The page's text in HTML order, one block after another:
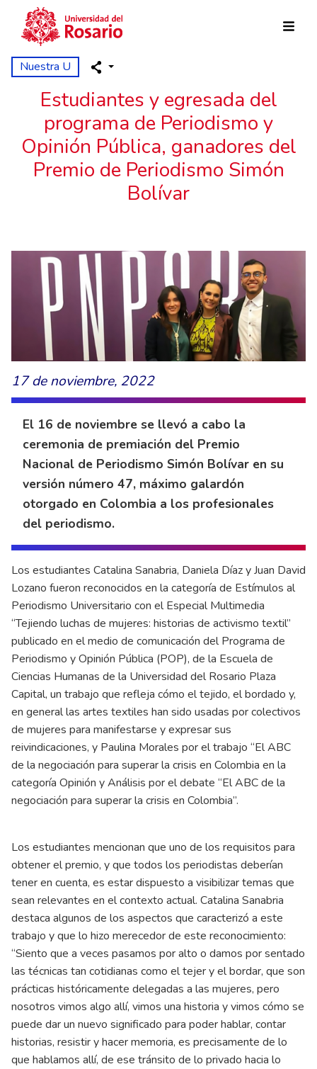
Pasar al contenido principal
Nuestra U
Estudiantes y egresada del
programa de Periodismo y
Opinión Pública, ganadores del
Premio de Periodismo Simón
Bolívar
17 de noviembre, 2022
El 16 de noviembre se llevó a cabo la
ceremonia de premiación del Premio
Nacional de Periodismo Simón Bolívar en su
versión número 47, máximo galardón
otorgado en Colombia a los profesionales
del periodismo.
Los estudiantes Catalina Sanabria, Daniela Díaz y Juan David
Lozano fueron reconocidos en la categoría de Estímulos al
Periodismo Universitario con el Especial Multimedia
“Tejiendo luchas de mujeres: historias de activismo textil”
publicado en el medio de comunicación del Programa de
Periodismo y Opinión Pública (POP), de la Escuela de
Ciencias Humanas de la Universidad del Rosario Plaza
Capital, un trabajo que refleja cómo el tejido, el bordado y,
en general las artes textiles han sido usadas por colectivos
de mujeres para manifestarse y expresar sus
reivindicaciones, y Paulina Morales por el trabajo “El ABC
de la negociación para superar la crisis en Colombia en la
categoría Opinión y Análisis por el debate “El ABC de la
negociación para superar la crisis en Colombia”.
Los estudiantes mencionan que uno de los requisitos para
obtener el premio, y que todos los periodistas deberían
tener en cuenta, es estar dispuesto a visibilizar temas que
sean relevantes en el contexto actual. Catalina Sanabria
destaca algunos de los aspectos que caracterizó a este
trabajo y que lo hizo merecedor de este reconocimiento:
“Siento que a veces pasamos por alto o damos por sentado
las técnicas tan cotidianas como el tejer y el bordar, que son
prácticas históricamente delegadas a las mujeres, pero
nosotros vimos algo allí, vimos una historia y vimos cómo se
puede dar un nuevo significado para poder hablar, contar
historias, resistir y hacer memoria, es precisamente de lo
que hablamos allí, de ese tránsito de lo privado hacia lo